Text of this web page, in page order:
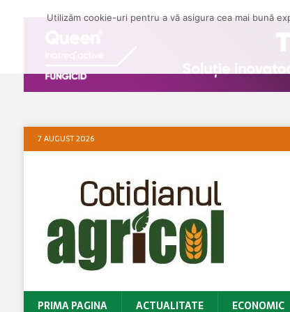
7 AUGUST 2026
PRIMA PAGINA ACTUALITATE ECONOMIC
Utilizăm cookie-uri pentru a vă asigura cea mai bună